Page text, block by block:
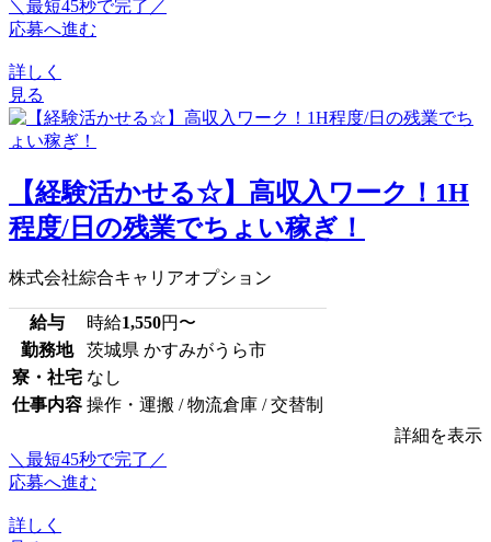
＼最短45秒で完了／
応募へ進む
詳しく
見る
【経験活かせる☆】高収入ワーク！1H
程度/日の残業でちょい稼ぎ！
株式会社綜合キャリアオプション
給与 時給1,550円〜
勤務地
茨城県 かすみがうら市
寮・社宅 なし
仕事内容 操作・運搬 / 物流倉庫 / 交替制
詳細を表示
＼最短45秒で完了／
応募へ進む
詳しく